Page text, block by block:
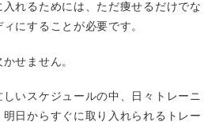
れるためには、ただ痩せるだけでな
にすることが必要です。
せません。
いスケジュールの中、日々トレーニ
日からすぐに取り入れられるトレー